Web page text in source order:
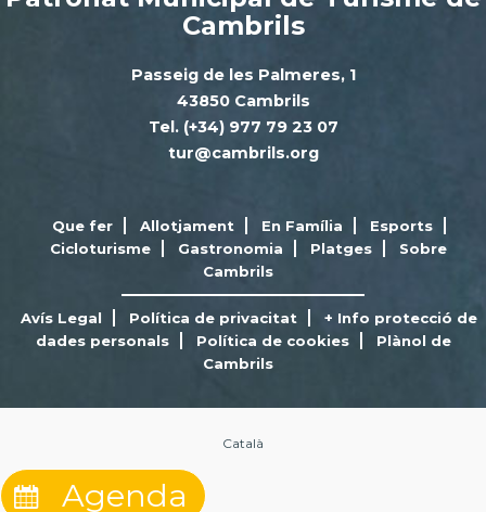
Cambrils
Passeig de les Palmeres, 1
43850 Cambrils
Tel. (+34) 977 79 23 07
tur@cambrils.org
Que fer Allotjament En Família
Esports
Cicloturisme
Gastronomia Platges
Sobre
Cambrils
Avís Legal Política de privacitat
+ Info protecció de
dades personals
Política de cookies
Plànol de
Cambrils
Català